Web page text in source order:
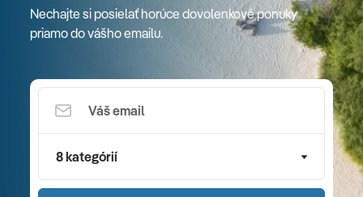
Nechajte si posielať horúce dovolenkové ponuky
priamo do vášho emailu.
8 kategórií